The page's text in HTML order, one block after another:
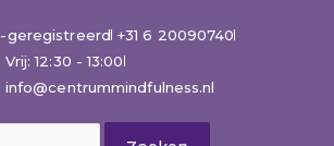
geregistreerd +31 6 20090740
12:30 - 13:00
info@centrummindfulness.nl